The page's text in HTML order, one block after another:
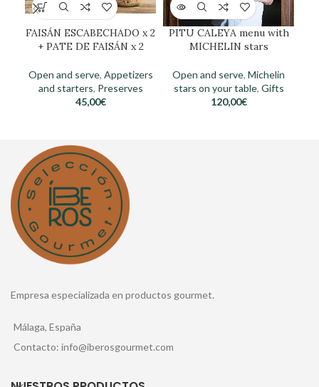
FAISÁN ESCABECHADO x 2
+ PATE DE FAISÁN x 2
Open and serve, Appetizers
and starters, Preserves
45,00€
PITU CALEYA menu with
MICHELIN stars
Open and serve, Michelin
stars on your table, Gifts
120,00€
Empresa especializada en productos gourmet.
Málaga, España
Contacto: info@iberosgourmet.com